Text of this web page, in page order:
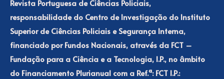
Revista Portuguesa de Ciências Policiais,
responsabilidade do Centro de Investigação do Instituto
Superior de Ciências Policiais e Segurança Interna,
financiado por Fundos Nacionais, através da FCT –
Fundação para a Ciência e a Tecnologia, I.P., no âmbito
do Financiamento Plurianual com a Ref.ª: FCT I.P.: